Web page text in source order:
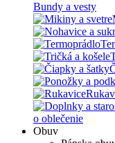
Bundy a vesty
o oblečenie
Obuv